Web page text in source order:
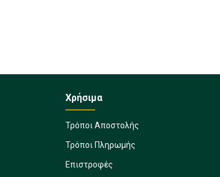
Χρήσιμα
Τρόποι Αποστολής
Τρόποι Πληρωμής
Επιστροφές